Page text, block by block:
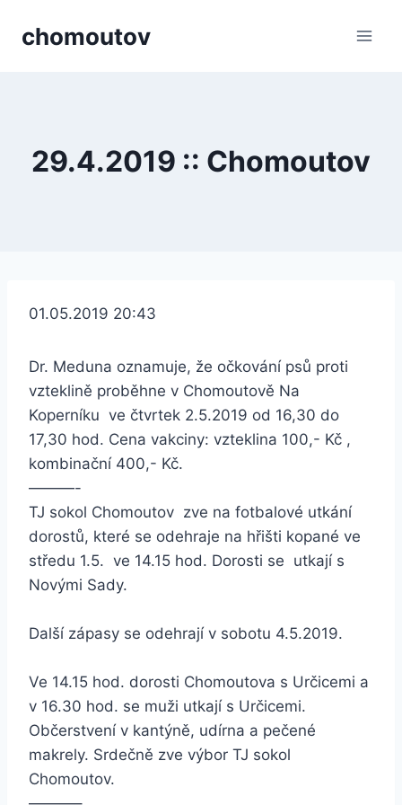
chomoutov
29.4.2019 :: Chomoutov
01.05.2019 20:43
Dr. Meduna oznamuje, že očkování psů proti
vzteklině proběhne v Chomoutově Na
Koperníku ve čtvrtek 2.5.2019 od 16,30 do
17,30 hod. Cena vakciny: vzteklina 100,- Kč ,
kombinační 400,- Kč.
———-
TJ sokol Chomoutov zve na fotbalové utkání
dorostů, které se odehraje na hřišti kopané ve
středu 1.5. ve 14.15 hod. Dorosti se utkají s
Novými Sady.
Další zápasy se odehrají v sobotu 4.5.2019.
Ve 14.15 hod. dorosti Chomoutova s Určicemi a
v 16.30 hod. se muži utkají s Určicemi.
Občerstvení v kantýně, udírna a pečené
makrely. Srdečně zve výbor TJ sokol
Chomoutov.